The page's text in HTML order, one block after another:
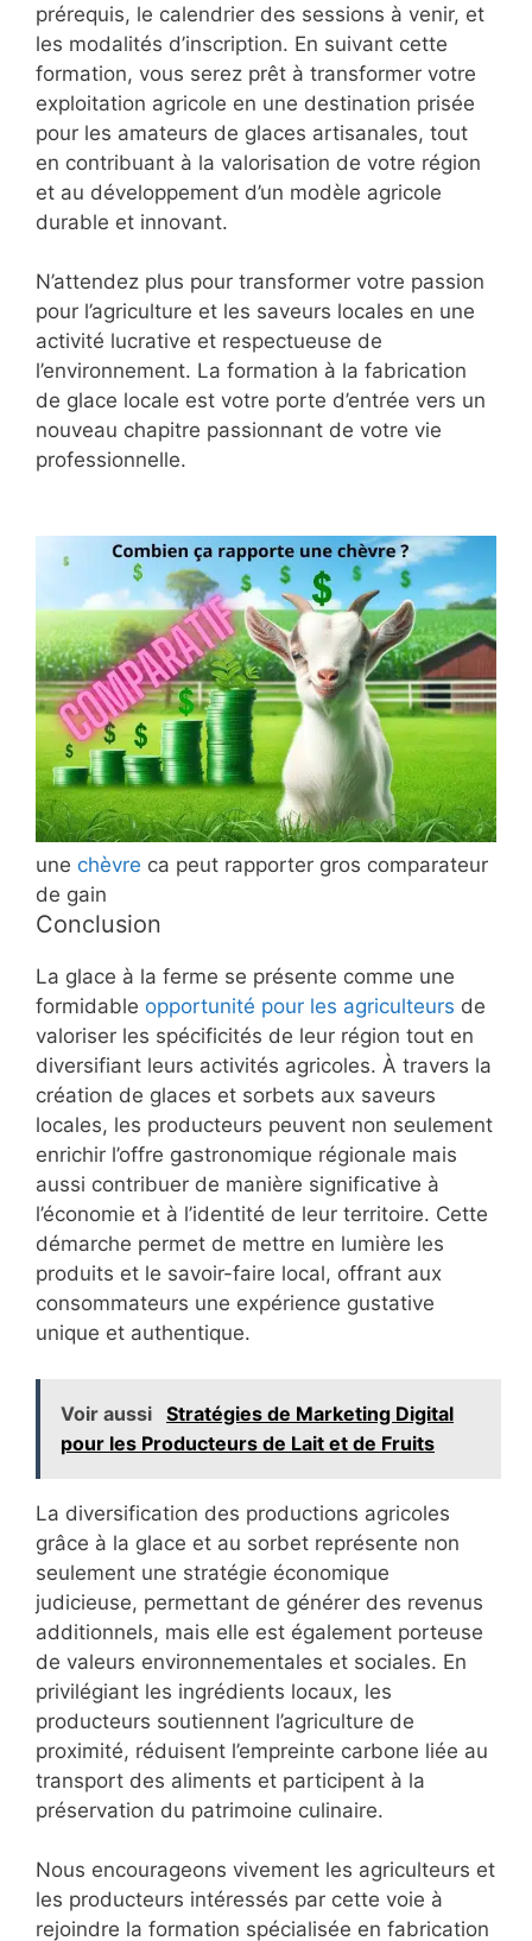
prérequis, le calendrier des sessions à venir, et
les modalités d’inscription. En suivant cette
formation, vous serez prêt à transformer votre
exploitation agricole en une destination prisée
pour les amateurs de glaces artisanales, tout
en contribuant à la valorisation de votre région
et au développement d’un modèle agricole
durable et innovant.
N’attendez plus pour transformer votre passion
pour l’agriculture et les saveurs locales en une
activité lucrative et respectueuse de
l’environnement. La formation à la fabrication
de glace locale est votre porte d’entrée vers un
nouveau chapitre passionnant de votre vie
professionnelle.
une chèvre ca peut rapporter gros comparateur
de gain
Conclusion
La glace à la ferme se présente comme une
formidable opportunité pour les agriculteurs de
valoriser les spécificités de leur région tout en
diversifiant leurs activités agricoles. À travers la
création de glaces et sorbets aux saveurs
locales, les producteurs peuvent non seulement
enrichir l’offre gastronomique régionale mais
aussi contribuer de manière significative à
l’économie et à l’identité de leur territoire. Cette
démarche permet de mettre en lumière les
produits et le savoir-faire local, offrant aux
consommateurs une expérience gustative
unique et authentique.
Voir aussi Stratégies de Marketing Digital
pour les Producteurs de Lait et de Fruits
La diversification des productions agricoles
grâce à la glace et au sorbet représente non
seulement une stratégie économique
judicieuse, permettant de générer des revenus
additionnels, mais elle est également porteuse
de valeurs environnementales et sociales. En
privilégiant les ingrédients locaux, les
producteurs soutiennent l’agriculture de
proximité, réduisent l’empreinte carbone liée au
transport des aliments et participent à la
préservation du patrimoine culinaire.
Nous encourageons vivement les agriculteurs et
les producteurs intéressés par cette voie à
rejoindre la formation spécialisée en fabrication